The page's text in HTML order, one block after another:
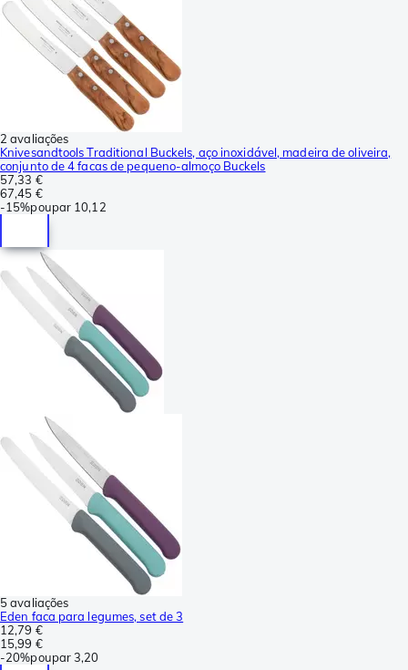
2 avaliações
Knivesandtools Traditional Buckels, aço inoxidável, madeira de oliveira,
conjunto de 4 facas de pequeno-almoço Buckels
57,33 €
67,45 €
-15%poupar 10,12
5 avaliações
Eden faca para legumes, set de 3
12,79 €
15,99 €
-20%poupar3,20